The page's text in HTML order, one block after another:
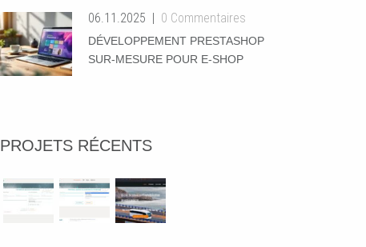
06.11.2025 0 Commentaires
DÉVELOPPEMENT PRESTASHOP
SUR-MESURE POUR E-SHOP
PROJETS RÉCENTS